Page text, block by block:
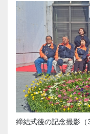
締結式後の記念撮影（